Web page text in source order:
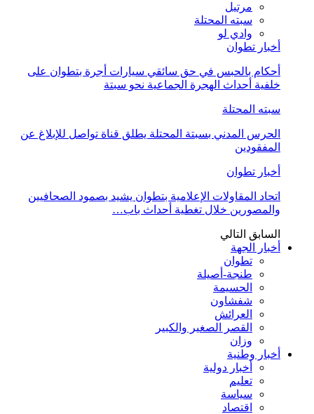
مرتيل
سبته المحتلة
وادي لو
أخبار تطوان
أحكام بالحبس في حق سائقي سيارات أجرة بتطوان على
خلفية أحداث الهجرة الجماعية نحو سبتة
سبته المحتلة
الحرس المدني بسبتة المحتلة يطلق قناة تواصل للإبلاغ عن
المفقودين
أخبار تطوان
اتحاد المقاولات الإعلامية بتطوان يشيد بصمود الصحافيين
والمصورين خلال تغطية أحداث باب…
السابق التالي
أخبار الجهة
تطوان
طنجة-أصيلة
الحسيمة
شفشاون
العرائش
القصر الصغير والكبير
وزان
أخبار وطنية
أخبار دولية
تعليم
سياسة
اقتصاد